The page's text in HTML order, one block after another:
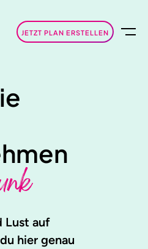
JETZT PLAN ERSTELLEN
Lust auf
hier genau